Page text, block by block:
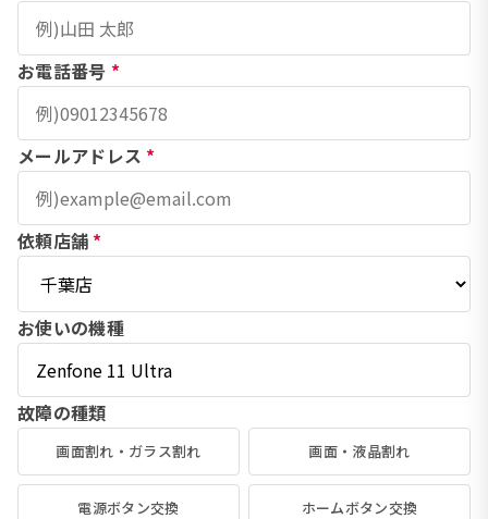
お電話番号 *
メールアドレス *
依頼店舗 *
お使いの機種
故障の種類
画面割れ・ガラス割れ 画面・液晶割れ
電源ボタン交換 ホームボタン交換